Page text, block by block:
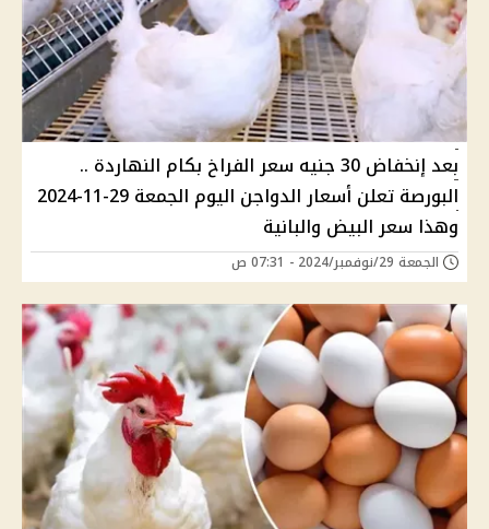
بعد إنخفاض 30 جنيه سعر الفراخ بكام النهاردة ..
البورصة تعلن أسعار الدواجن اليوم الجمعة 29-11-2024
وهذا سعر البيض والبانية
الجمعة 29/نوفمبر/2024 - 07:31 ص